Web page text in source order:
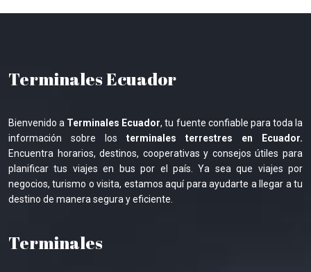
Terminales Ecuador
Bienvenido a Terminales Ecuador, tu fuente confiable para toda la
información sobre los terminales terrestres en Ecuador.
Encuentra horarios, destinos, cooperativas y consejos útiles para
planificar tus viajes en bus por el país. Ya sea que viajes por
negocios, turismo o visita, estamos aquí para ayudarte a llegar a tu
destino de manera segura y eficiente.
Terminales